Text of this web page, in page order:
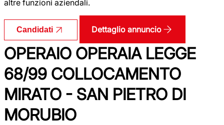
altre funzioni aziendali.
Candidati Dettaglio annuncio
OPERAIO OPERAIA LEGGE
68/99 COLLOCAMENTO
MIRATO - SAN PIETRO DI
MORUBIO